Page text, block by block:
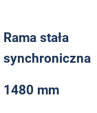
Rama stała
synchroniczna
1480 mm